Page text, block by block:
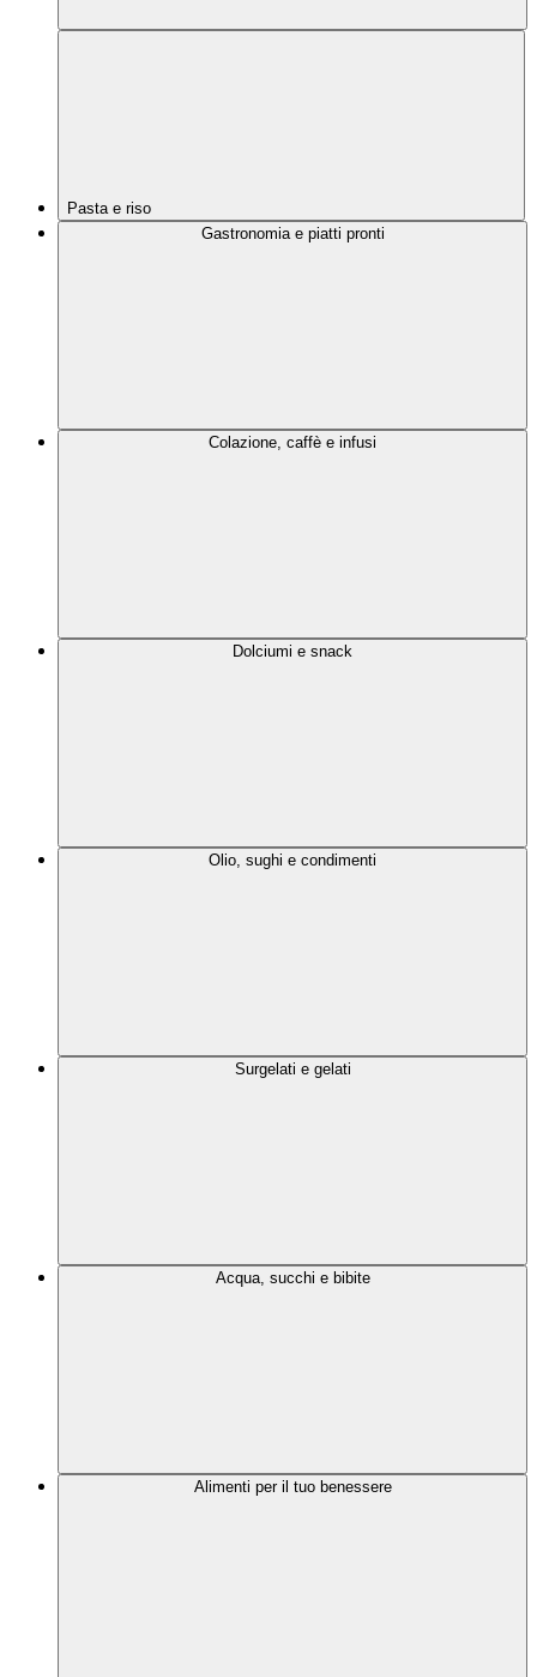
Pasta e riso
Gastronomia e piatti pronti
Colazione, caffè e infusi
Dolciumi e snack
Olio, sughi e condimenti
Surgelati e gelati
Acqua, succhi e bibite
Alimenti per il tuo benessere